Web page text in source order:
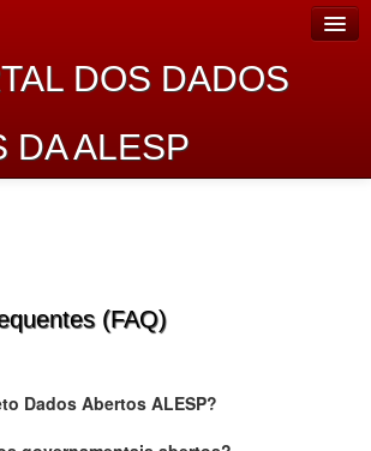
DOS DADOS
DA ALESP
Informação
(FAQ)
Dados Abertos ALESP?